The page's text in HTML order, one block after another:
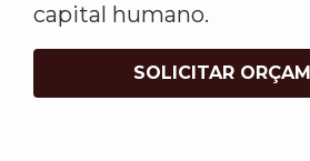
capital humano.
SOLICITAR